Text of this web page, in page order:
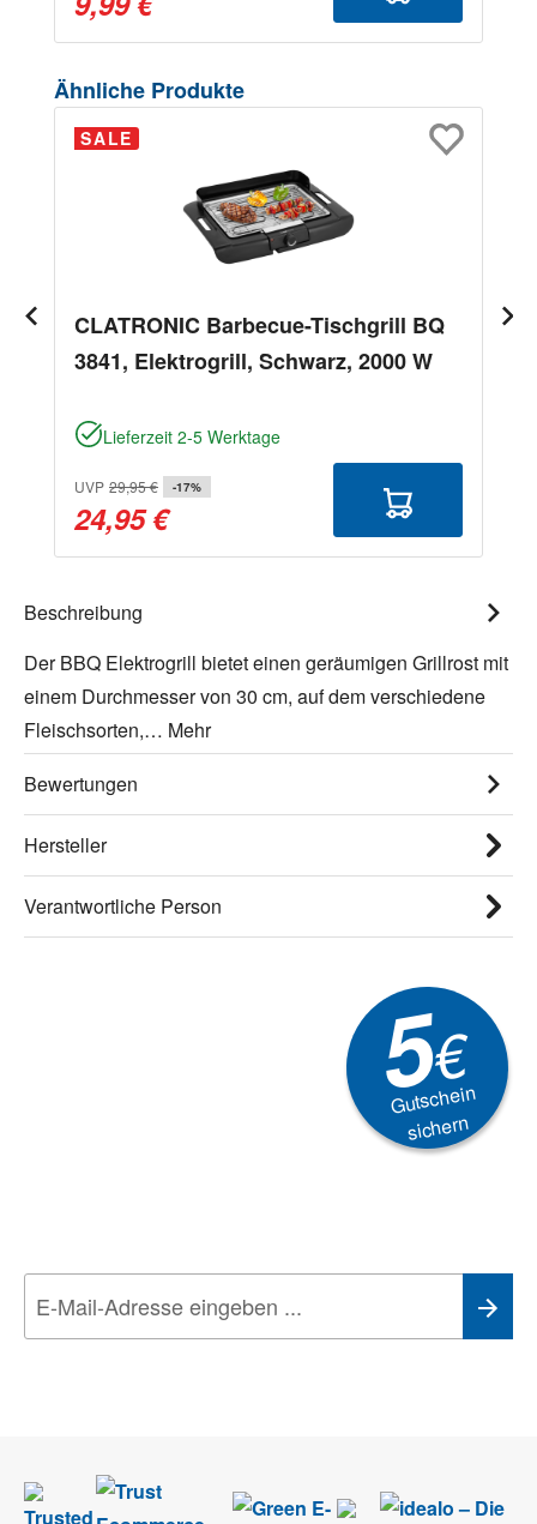
Produktgalerie überspringen
Ähnliche Produkte
SALE
CLATRONIC Barbecue-Tischgrill BQ
3841, Elektrogrill, Schwarz, 2000 W
Lieferzeit 2-5 Werktage
UVP 29,95 € -17%
24,95 €
Beschreibung
Der BBQ Elektrogrill bietet einen geräumigen Grillrost mit
einem Durchmesser von 30 cm, auf dem verschiedene
Fleischsorten,… Mehr
Bewertungen
Hersteller
Verantwortliche Person
5€
Gutschein
sichern